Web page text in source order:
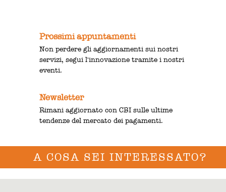
Prossimi appuntamenti
Non perdere gli aggiornamenti sui nostri
servizi, segui l'innovazione tramite i nostri
eventi.
Newsletter
Rimani aggiornato con CBI sulle ultime
tendenze del mercato dei pagamenti.
A COSA SEI INTERESSATO?